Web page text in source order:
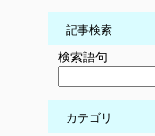
記事検索
検索語句
カテゴリ